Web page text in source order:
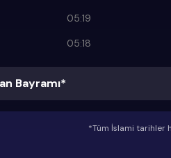
05:19
05:18
Bayramı*
*Tüm İslami tarihler